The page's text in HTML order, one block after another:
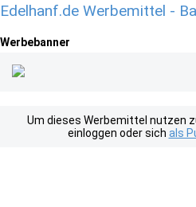
Edelhanf.de Werbemittel -
Werbebanner
Um dieses Werbemittel nutzen
einloggen oder sich als